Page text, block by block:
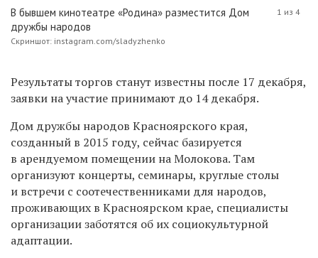
В бывшем кинотеатре «Родина» разместится Дом
дружбы народов
Скриншот: instagram.com/sladyzhenko
1 из 4
Результаты торгов станут известны после 17 декабря,
заявки на участие принимают до 14 декабря.
Дом дружбы народов Красноярского края,
созданный в 2015 году, сейчас базируется
в арендуемом помещении на Молокова. Там
организуют концерты, семинары, круглые столы
и встречи с соотечественниками для народов,
проживающих в Красноярском крае, специалисты
организации заботятся об их социокультурной
адаптации.